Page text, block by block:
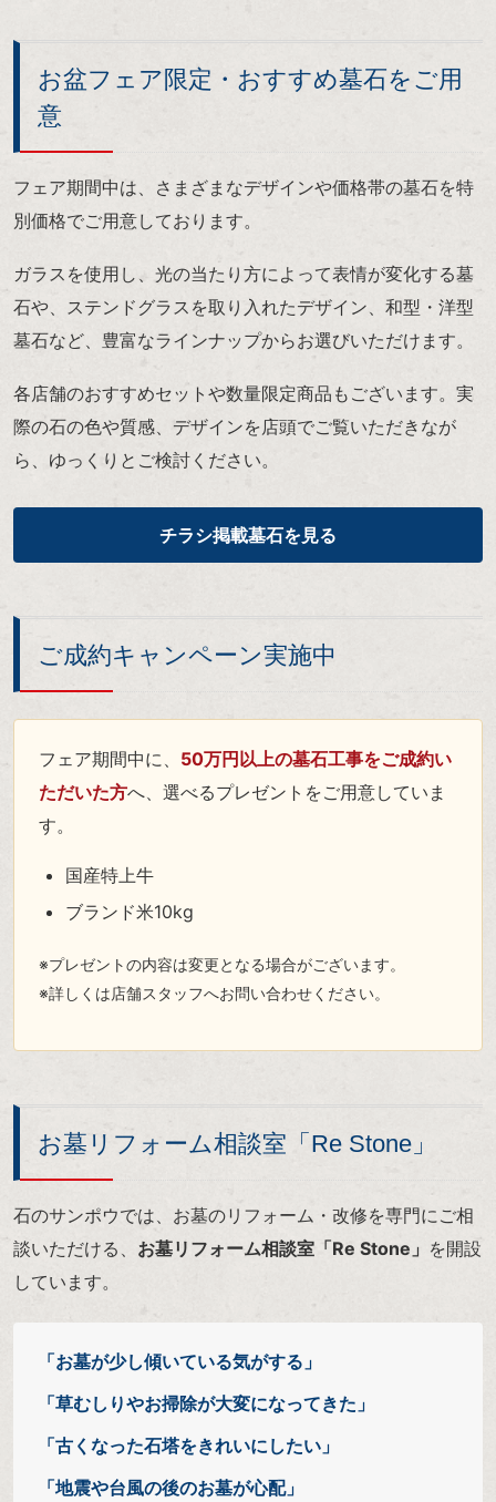
お盆フェア限定・おすすめ墓石をご用
意
フェア期間中は、さまざまなデザインや価格帯の墓石を特
別価格でご用意しております。
ガラスを使用し、光の当たり方によって表情が変化する墓
石や、ステンドグラスを取り入れたデザイン、和型・洋型
墓石など、豊富なラインナップからお選びいただけます。
各店舗のおすすめセットや数量限定商品もございます。実
際の石の色や質感、デザインを店頭でご覧いただきなが
ら、ゆっくりとご検討ください。
チラシ掲載墓石を見る
ご成約キャンペーン実施中
フェア期間中に、 50万円以上の墓石工事をご成約い
ただいた方へ、選べるプレゼントをご用意していま
す。
国産特上牛
ブランド米10kg
※プレゼントの内容は変更となる場合がございます。
※詳しくは店舗スタッフへお問い合わせください。
お墓リフォーム相談室「Re Stone」
石のサンポウでは、お墓のリフォーム・改修を専門にご相
談いただける、 お墓リフォーム相談室「Re Stone」 を開設
しています。
「お墓が少し傾いている気がする」
「草むしりやお掃除が大変になってきた」
「古くなった石塔をきれいにしたい」
「地震や台風の後のお墓が心配」